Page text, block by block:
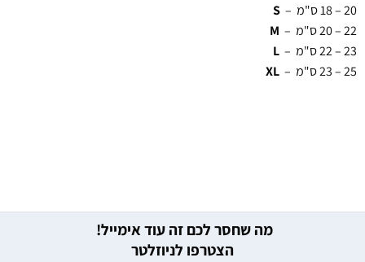
20 – 18 ס"מ –
S
22 – 20 ס"מ –
M
23 – 22 ס"מ –
L
25 – 23 ס"מ –
XL
מה שחסר לכם זה עוד אימייל!
הצטרפו לניוזלטר